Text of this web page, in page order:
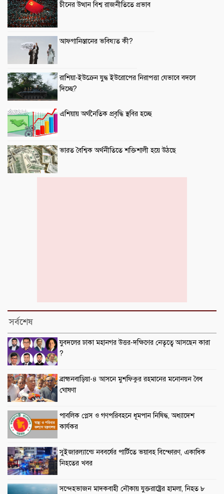
চীনের উত্থান বিশ্ব রাজনীতিতে প্রভাব
আফগানিস্তানের ভবিষ্যত কী?
রাশিয়া-ইউক্রেন যুদ্ধ ইউরোপের নিরাপত্তা যেভাবে বদলে
দিচ্ছে?
এশিয়ায় অর্থনৈতিক প্রবৃদ্ধি স্থবির হচ্ছে
ভারত বৈশ্বিক অর্থনীতিতে শক্তিশালী হয়ে উঠছে
সর্বশেষ
যুবদলের ঢাকা মহানগর উত্তর-দক্ষিণের নেতৃত্বে আসছেন কারা
?
ব্রাহ্মনবাড়িয়া-৪ আসনে মুশফিকুর রহমানের মনোনয়ন বৈধ
ঘোষণা
পাবলিক প্লেস ও গণপরিবহনে ধূমপান নিষিদ্ধ, অধ্যাদেশ
কার্যকর
সুইজারল্যান্ডে নববর্ষের পার্টিতে ভয়াবহ বিস্ফোরণ, একাধিক
নিহতের খবর
সন্দেহভাজন মাদকবাহী নৌকায় যুক্তরাষ্ট্রের হামলা, নিহত ৮